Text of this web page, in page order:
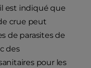
il est indiqué que
crue peut
de parasites de
des
pour les